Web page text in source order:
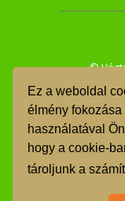
Ez a weboldal
élmény fokozása
használatával
hogy a cookie-
tároljunk a
©